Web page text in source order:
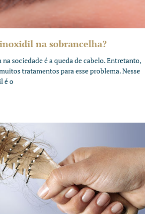
na sobrancelha?
sociedade é a queda de cabelo. Entretanto,
tratamentos para esse problema. Nesse
é o